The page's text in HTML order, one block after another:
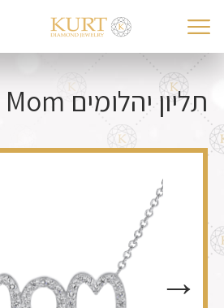
< חזרה למוצרים
תליון יהלומים Mom
←